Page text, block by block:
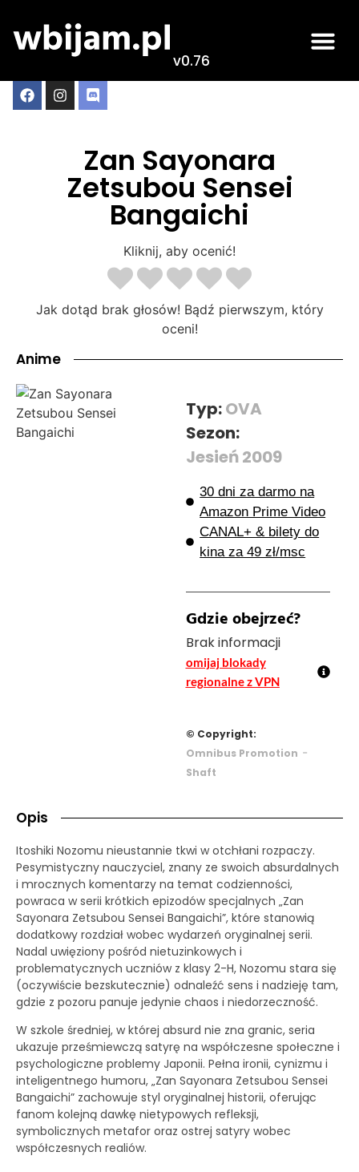
v0.76
Zan Sayonara
Zetsubou Sensei
Bangaichi
Kliknij, aby ocenić!
Jak dotąd brak głosów! Bądź pierwszym, który
oceni!
Anime
Typ:OVA
Sezon:
Jesień 2009
30 dni za darmo na
Amazon Prime Video
CANAL+ & bilety do
kina za 49 zł/msc
Gdzie obejrzeć?
Brak informacji
omijaj blokady
regionalne z VPN
© Copyright:
Omnibus Promotion -
Shaft
Opis
Itoshiki Nozomu nieustannie tkwi w otchłani rozpaczy.
Pesymistyczny nauczyciel, znany ze swoich absurdalnych
i mrocznych komentarzy na temat codzienności,
powraca w serii krótkich epizodów specjalnych „Zan
Sayonara Zetsubou Sensei Bangaichi”, które stanowią
dodatkowy rozdział wobec wydarzeń oryginalnej serii.
Nadal uwięziony pośród nietuzinkowych i
problematycznych uczniów z klasy 2-H, Nozomu stara się
(oczywiście bezskutecznie) odnaleźć sens i nadzieję tam,
gdzie z pozoru panuje jedynie chaos i niedorzeczność.
W szkole średniej, w której absurd nie zna granic, seria
ukazuje prześmiewczą satyrę na współczesne społeczne i
psychologiczne problemy Japonii. Pełna ironii, cynizmu i
inteligentnego humoru, „Zan Sayonara Zetsubou Sensei
Bangaichi” zachowuje styl oryginalnej historii, oferując
fanom kolejną dawkę nietypowych refleksji,
symbolicznych metafor oraz ostrej satyry wobec
współczesnych realiów.